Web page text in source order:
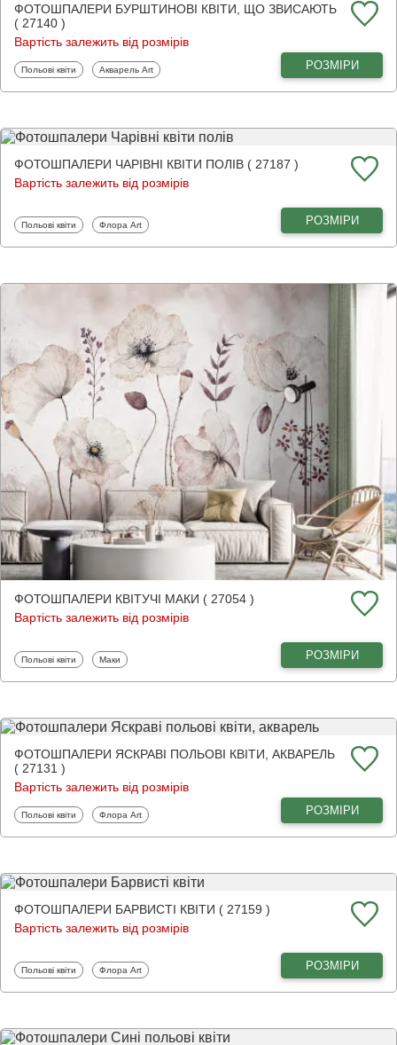
ФОТОШПАЛЕРИ БУРШТИНОВІ КВІТИ, ЩО ЗВИСАЮТЬ
( 27140 )
Вартість залежить від розмірів
Фотошпалери
Польові квіти Фотошпалери
Акварель Art РОЗМІРИ
ФОТОШПАЛЕРИ ЧАРІВНІ КВІТИ ПОЛІВ ( 27187 )
Вартість залежить від розмірів
Фотошпалери
Польові квіти Фотошпалери
Флора Art РОЗМІРИ
ФОТОШПАЛЕРИ КВІТУЧІ МАКИ ( 27054 )
Вартість залежить від розмірів
Фотошпалери
Польові квіти Фотошпалери
Маки РОЗМІРИ
ФОТОШПАЛЕРИ ЯСКРАВІ ПОЛЬОВІ КВІТИ, АКВАРЕЛЬ
( 27131 )
Вартість залежить від розмірів
Фотошпалери
Польові квіти Фотошпалери
Флора Art РОЗМІРИ
ФОТОШПАЛЕРИ БАРВИСТІ КВІТИ ( 27159 )
Вартість залежить від розмірів
Фотошпалери
Польові квіти Фотошпалери
Флора Art РОЗМІРИ